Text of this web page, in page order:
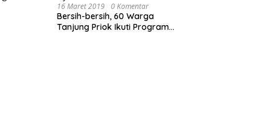
16 Maret 2019 0 Komentar
Bersih-bersih, 60 Warga
Tanjung Priok Ikuti Program